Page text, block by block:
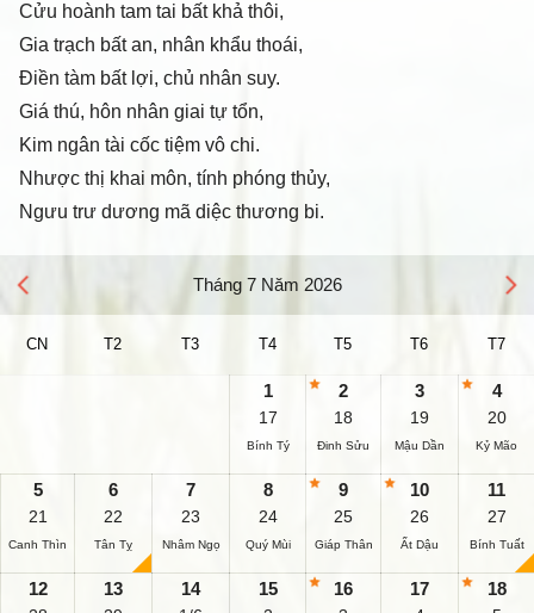
Cửu hoành tam tai bất khả thôi,
Gia trạch bất an, nhân khẩu thoái,
Điền tàm bất lợi, chủ nhân suy.
Giá thú, hôn nhân giai tự tổn,
Kim ngân tài cốc tiệm vô chi.
Nhược thị khai môn, tính phóng thủy,
Ngưu trư dương mã diệc thương bi.
Tháng 7 Năm 2026
CN T2 T3 T4 T5 T6 T7
1
17
Bính Tý
2
18
Đinh Sửu
3
19
Mậu Dần
4
20
Kỷ Mão
5
21
Canh Thìn
6
22
Tân Tỵ
7
23
Nhâm Ngọ
8
24
Quý Mùi
9
25
Giáp Thân
10
26
Ất Dậu
11
27
Bính Tuất
12 13 14 15 16 17 18